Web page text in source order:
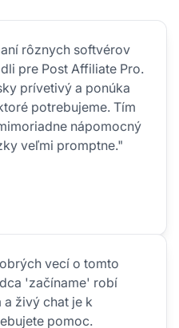
rôznych softvérov
pre Post Affiliate Pro.
prívetivý a ponúka
potrebujeme. Tím
nápomocný
veľmi promptne."
vecí o tomto
'začíname' robí
a živý chat je k
pomoc.